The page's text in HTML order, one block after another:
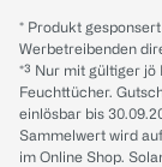
* Produkt
Werbetreibenden
*³ Nur mit gültiger jö
Feuchttücher.
einlösbar bis
Sammelwert wird
im Online Shop.